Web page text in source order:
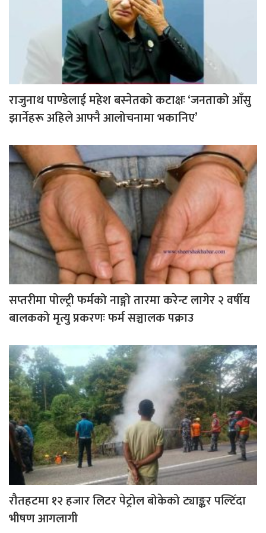
राजुनाथ पाण्डेलाई महेश बस्नेतको कटाक्षः ‘जनताको आँसु
झार्नेहरू अहिले आफ्नै आलोचनामा भकानिए’
सप्तरीमा पोल्ट्री फर्मको नाङ्गो तारमा करेन्ट लागेर २ वर्षीय
बालकको मृत्यु प्रकरणः फर्म सञ्चालक पक्राउ
रौतहटमा १२ हजार लिटर पेट्रोल बोकेको ट्याङ्कर पल्टिँदा
भीषण आगलागी